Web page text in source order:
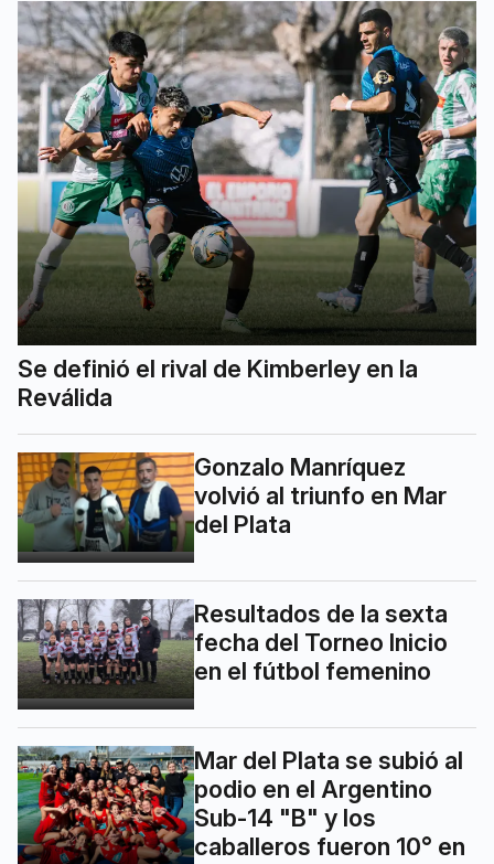
Se definió el rival de Kimberley en la
Reválida
Gonzalo Manríquez
volvió al triunfo en Mar
del Plata
Resultados de la sexta
fecha del Torneo Inicio
en el fútbol femenino
Mar del Plata se subió al
podio en el Argentino
Sub-14 "B" y los
caballeros fueron 10° en